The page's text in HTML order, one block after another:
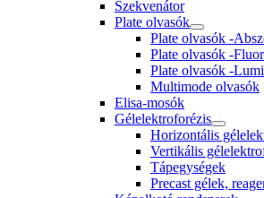
Szekvenátor
Plate olvasók
Plate olvasók -
Plate olvasók -
Plate olvasók -
Multimode olvasók
Elisa-mosók
Gélelektroforézis
Horizontális
Vertikális
Tápegységek
Precast gélek,